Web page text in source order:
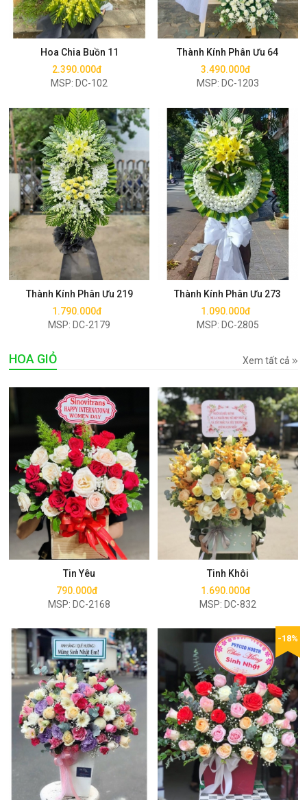
Hoa Chia Buồn 11
2.390.000đ
MSP: DC-102
Mua ngay
Thành Kính Phân Ưu 64
3.490.000đ
MSP: DC-1203
Mua ngay
Thành Kính Phân Ưu 219
1.790.000đ
MSP: DC-2179
Mua ngay
Thành Kính Phân Ưu 273
1.090.000đ
MSP: DC-2805
Mua ngay
HOA GIỎ Xem tất cả
Tin Yêu
790.000đ
MSP: DC-2168
Mua ngay
Tinh Khôi
1.690.000đ
MSP: DC-832
Mua ngay
Mua ngay
-18%
Mua ngay